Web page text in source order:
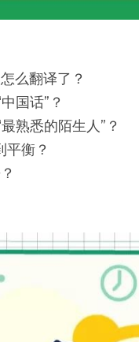
么翻译了？
国话”？
熟悉的陌生人”？
平衡？